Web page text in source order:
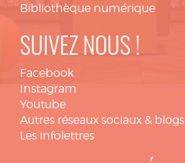
Bibliothèque numérique
SUIVEZ NOUS !
Facebook
Instagram
Youtube
Autres réseaux sociaux & blogs
Les infolettres